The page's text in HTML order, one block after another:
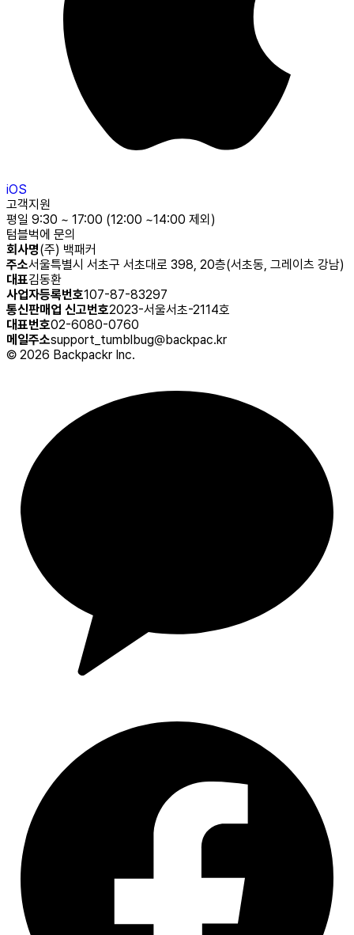
iOS
고객지원
평일 9:30 ~ 17:00 (12:00 ~14:00 제외)
텀블벅에 문의
회사명(주) 백패커
주소서울특별시 서초구 서초대로 398, 20층(서초동, 그레이츠 강남)
대표김동환
사업자등록번호107-87-83297
통신판매업 신고번호2023-서울서초-2114호
대표번호02-6080-0760
메일주소support_tumblbug@backpac.kr
© 2026 Backpackr Inc.